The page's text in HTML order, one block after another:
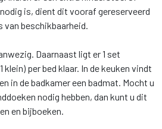
is, dient dit vooraf gereserveerd
van beschikbaarheid.
Daarnaast ligt er 1 set
klein) per bed klaar. In de keuken vindt
in de badkamer een badmat. Mocht u
nodig hebben, dan kunt u dit
en bijboeken.